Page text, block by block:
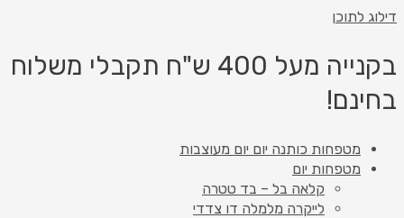
דילוג לתוכן
בקנייה מעל 400 ש"ח תקבלי משלוח
בחינם!
מטפחות כותנה יום יום מעוצבות
מטפחות יום
קלאה בל – בד טטרה
לייקרה מלמלה דו צדדי